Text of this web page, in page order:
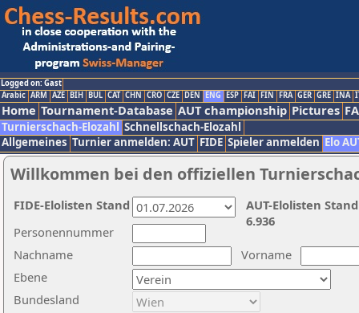
Logged on: Gast
Arabic ARM AZE BIH BUL CAT CHN CRO CZE DEN ENG ESP FAI FIN FRA GER GRE INA
Home Tournament-Database AUT championship Pictures
Turnierschach-Elozahl Schnellschach-Elozahl
Allgemeines Turnier anmelden: AUT FIDE Spieler anmelden Elo
Willkommen bei den offiziellen
Nachname
Vorname
Ebene
Personennummer
Bundesland
AUT-Elolisten
6.936
FIDE-Elolisten Stand